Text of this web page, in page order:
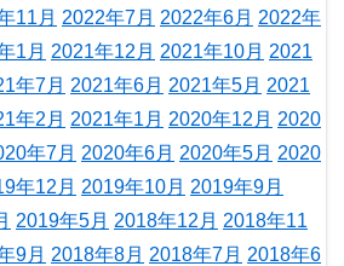
11月 2022年7月 2022年6月 2022年
1月 2021年12月 2021年10月 2021
年7月 2021年6月 2021年5月 2021
年2月 2021年1月 2020年12月 2020
年7月 2020年6月 2020年5月 2020
年12月 2019年10月 2019年9月
2019年5月 2018年12月 2018年11
9月 2018年8月 2018年7月 2018年6